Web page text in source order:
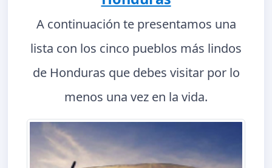
A continuación te presentamos una
lista con los cinco pueblos más lindos
de Honduras que debes visitar por lo
menos una vez en la vida.